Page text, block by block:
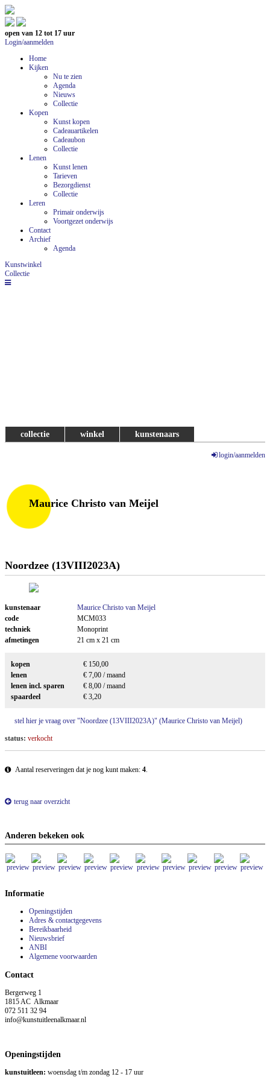
open van 12 tot 17 uur
Login/aanmelden
Home
Kijken
Nu te zien
Agenda
Nieuws
Collectie
Kopen
Kunst kopen
Cadeauartikelen
Cadeaubon
Collectie
Lenen
Kunst lenen
Tarieven
Bezorgdienst
Collectie
Leren
Primair onderwijs
Voortgezet onderwijs
Contact
Archief
Agenda
Kunstwinkel
Collectie
collectie winkel kunstenaars
login/aanmelden
Maurice Christo van Meijel
Noordzee (13VIII2023A)
kunstenaar
Maurice Christo van Meijel
code
MCM033
techniek
Monoprint
afmetingen
21 cm x 21 cm
kopen
€ 150,00
lenen
€ 7,00 / maand
lenen incl. sparen
€ 8,00 / maand
spaardeel
€ 3,20
stel hier je vraag over "Noordzee (13VIII2023A)" (Maurice Christo van Meijel)
status: verkocht
Aantal reserveringen dat je nog kunt maken: 4.
terug naar overzicht
Anderen bekeken ook
Informatie
Openingstijden
Adres & contactgegevens
Bereikbaarheid
Nieuwsbrief
ANBI
Algemene voorwaarden
Contact
Bergerweg 1
1815 AC Alkmaar
072 511 32 94
info@kunstuitleenalkmaar.nl
Openingstijden
kunstuitleen: woensdag t/m zondag 12 - 17 uur